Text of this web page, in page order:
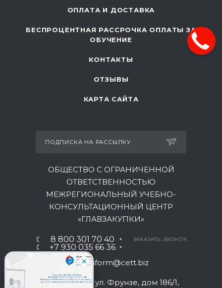
ОПЛАТА И ДОСТАВКА
БЕСПРОЦЕНТНАЯ РАССРОЧКА ОПЛАТЫ ЗА
ОБУЧЕНИЕ
КОНТАКТЫ
ОТЗЫВЫ
КАРТА САЙТА
ПОДПИСКА НА РАССЫЛКУ
ОБЩЕСТВО С ОГРАНИЧЕННОЙ
ОТВЕТСТВЕННОСТЬЮ
МЕЖРЕГИОНАЛЬНЫЙ УЧЕБНО-
КОНСУЛЬТАЦИОННЫЙ ЦЕНТР
«ГЛАВЗАКУПКИ»
8 800 301 70 40
+7 930 035 66 36
ЗАКАЗАТЬ ЗВОНОК
inform@cett.biz
г. Краснодар, ул. Фрунзе, дом 186/1,